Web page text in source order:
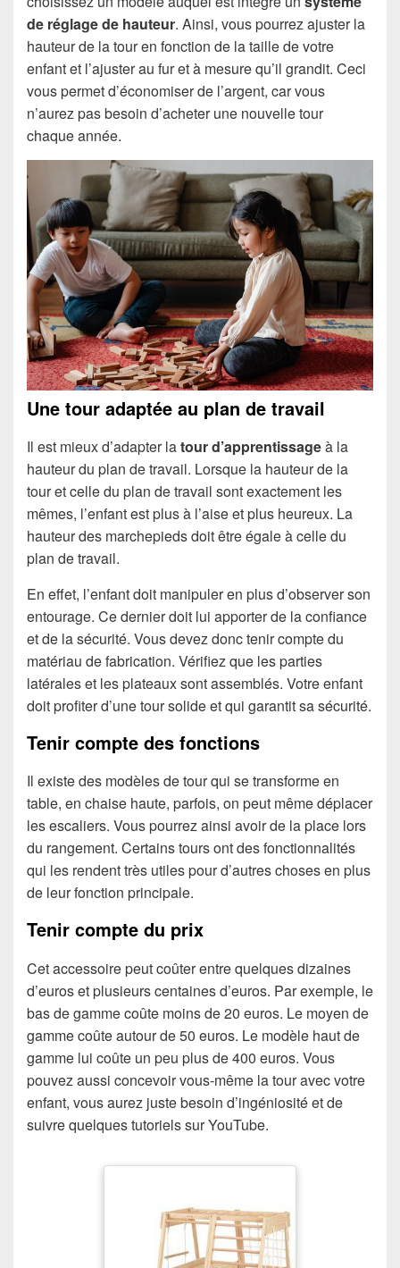
de réglage de hauteur. Ainsi, vous pourrez ajuster la
hauteur de la tour en fonction de la taille de votre
enfant et l’ajuster au fur et à mesure qu’il grandit. Ceci
vous permet d’économiser de l’argent, car vous
n’aurez pas besoin d’acheter une nouvelle tour
chaque année.
Une tour adaptée au plan de travail
Il est mieux d’adapter latour d’apprentissageà la
hauteur du plan de travail. Lorsque la hauteur de la
tour et celle du plan de travail sont exactement les
mêmes, l’enfant est plus à l’aise et plus heureux. La
hauteur des marchepieds doit être égale à celle du
plan de travail.
En effet, l’enfant doit manipuler en plus d’observer son
entourage. Ce dernier doit lui apporter de la confiance
et de la sécurité. Vous devez donc tenir compte du
matériau de fabrication. Vérifiez que les parties
latérales et les plateaux sont assemblés. Votre enfant
doit profiter d’une tour solide et qui garantit sa sécurité.
Tenir compte des fonctions
Il existe des modèles de tour qui se transforme en
table, en chaise haute, parfois, on peut même déplacer
les escaliers. Vous pourrez ainsi avoir de la place lors
du rangement. Certains tours ont des fonctionnalités
qui les rendent très utiles pour d’autres choses en plus
de leur fonction principale.
Tenir compte du prix
Cet accessoire peut coûter entre quelques dizaines
d’euros et plusieurs centaines d’euros. Par exemple, le
bas de gamme coûte moins de 20 euros. Le moyen de
gamme coûte autour de 50 euros. Le modèle haut de
gamme lui coûte un peu plus de 400 euros. Vous
pouvez aussi concevoir vous-même la tour avec votre
enfant, vous aurez juste besoin d’ingéniosité et de
suivre quelques tutoriels sur YouTube.